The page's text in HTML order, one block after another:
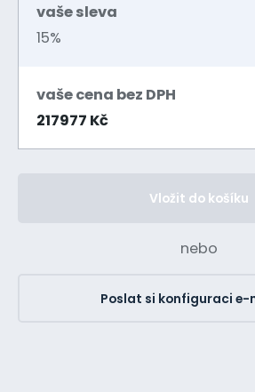
vaše sleva
15%
vaše cena bez DPH
217977 Kč
Vložit do košíku
nebo
Poslat si konfiguraci e-